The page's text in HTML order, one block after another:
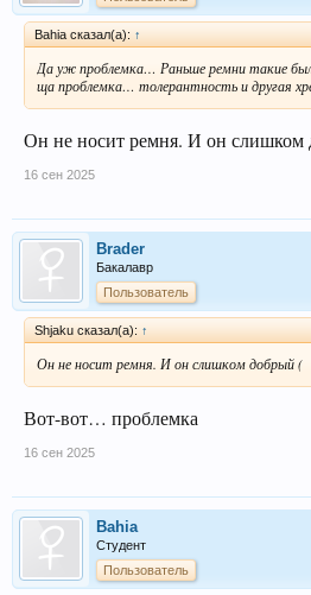
Bahia сказал(а): ↑
Да уж проблемка… Раньше ремни такие
ща проблемка… толерантность и другая
Он не носит ремня. И он слишком
16 сен 2025
Brader
Бакалавр
Пользователь
Shjaku сказал(а): ↑
Он не носит ремня. И он слишком добрый (
Вот-вот… проблемка
16 сен 2025
Bahia
Студент
Пользователь